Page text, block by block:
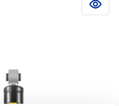
SIEHE